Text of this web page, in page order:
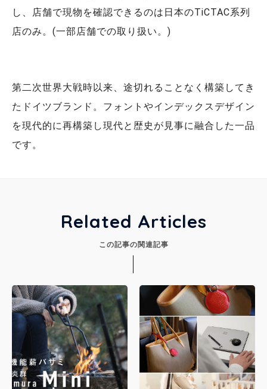
し、店舗で現物を確認できるのは日本のTiCTAC系列
店のみ。(一部店舗での取り扱い。)
第二次世界大戦時以来、途切れることなく構築してき
たドイツブランド。フォントやインデックスデザイン
を現代的に再構築し現代と歴史が見事に融合した一品
です。
Related Articles
この記事の関連記事